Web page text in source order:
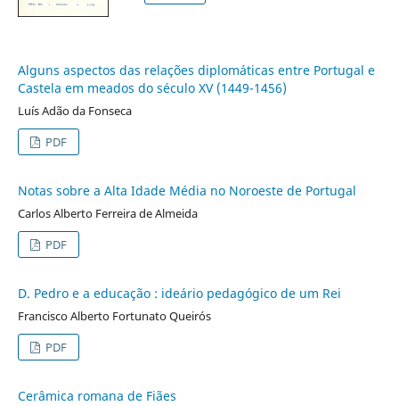
Alguns aspectos das relações diplomáticas entre Portugal e
Castela em meados do século XV (1449-1456)
Luís Adão da Fonseca
PDF
Notas sobre a Alta Idade Média no Noroeste de Portugal
Carlos Alberto Ferreira de Almeida
PDF
D. Pedro e a educação : ideário pedagógico de um Rei
Francisco Alberto Fortunato Queirós
PDF
Cerâmica romana de Fiães